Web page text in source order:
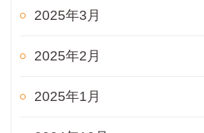
2025年3月
2025年2月
2025年1月